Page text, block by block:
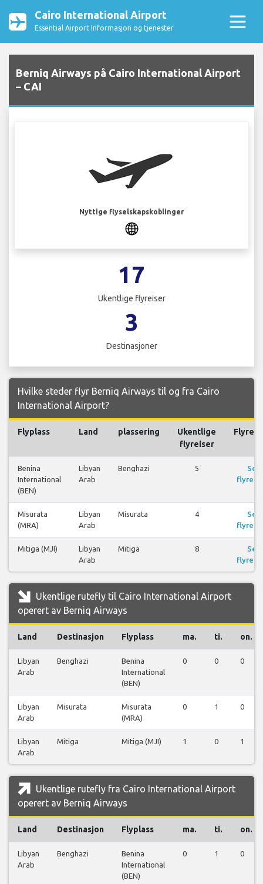
Cairo International Airport
Essential Airport Informasjon og tjenester
Berniq Airways på Cairo International Airport
– CAI
Nyttige flyselskapskoblinger
17
Ukentlige flyreiser
3
Destinasjoner
Hvilke steder flyr Berniq Airways til og fra Cairo
International Airport?
Flyplass Land plassering
Ukentlige
flyreiser
Benina
International
(BEN)
Libyan
Arab
Benghazi 5
Se
Misurata
(MRA)
Libyan
Arab
Misurata 4
Se
Mitiga (MJI)
Libyan
Arab
Mitiga 8
Se
Ukentlige rutefly til Cairo International Airport
operert av Berniq Airways
Land Destinasjon Flyplass ma. ti. on.
Libyan
Arab
Benghazi
Benina
International
(BEN)
0 0 0
Libyan
Arab
Misurata
Misurata
(MRA)
0 1 0
Libyan
Arab
Mitiga Mitiga (MJI) 1 0 1
Ukentlige rutefly fra Cairo International Airport
operert av Berniq Airways
Land Destinasjon Flyplass ma. ti. on.
Libyan
Arab
Benghazi
Benina
International
(BEN)
0 1 0